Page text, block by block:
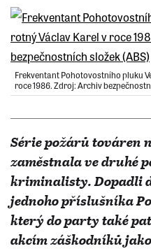
Frekventant Pohotovostního pluku
roce 1986. Zdroj: Archiv
Série požárů továren
zaměstnala ve druhé
kriminalisty. Dopadli
jednoho příslušníka
který do party také
akcím záškodníků